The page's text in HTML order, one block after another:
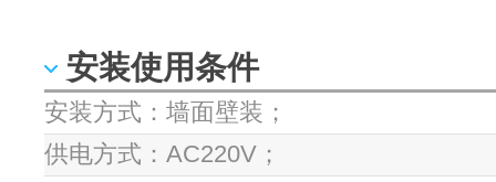
安装使用条件
安装方式：墙面壁装；
供电方式：AC220V；